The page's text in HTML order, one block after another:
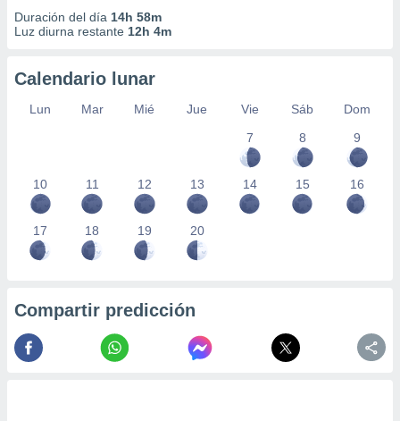
Duración del día 14h 58m
Luz diurna restante 12h 4m
Calendario lunar
Lun Mar Mié Jue Vie Sáb
Dom
7
8 9
10 11 12 13 14 15 16
17 18 19 20
Compartir predicción